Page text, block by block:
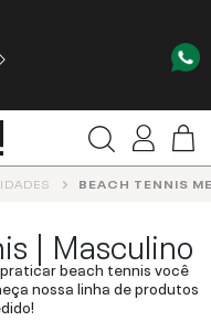
BEACH TENNIS
| Masculino
beach tennis você
nossa linha de produtos